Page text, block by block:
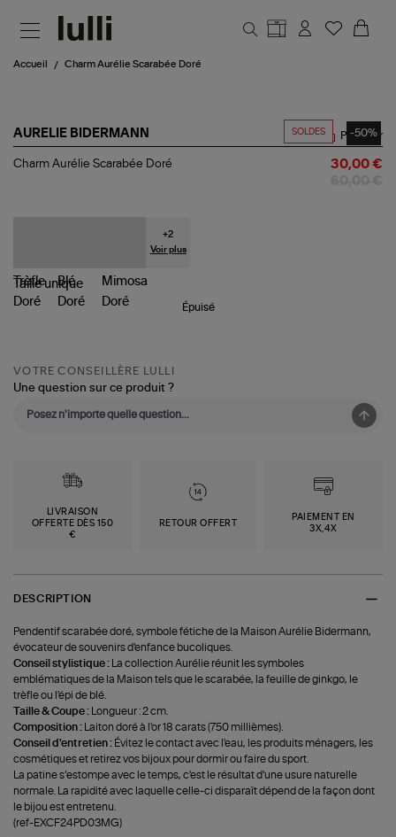
Accueil Charm Aurélie Scarabée Doré
SOLDES -50%
AURELIE BIDERMANN
Charm
Partager
Charm Aurélie Scarabée Doré 30,00 €
+2
Voir plus
Tailleunique
Épuisé
VOTRE CONSEILLÈRE LULLI
Une question sur ce produit ?
LIVRAISON
OFFERTE DÈS 150
€
RETOUR OFFERT
PAIEMENT EN
3X,4X
DESCRIPTION
Pendentif scarabée doré, symbole fétiche de la Maison Aurélie Bidermann,
évocateur de souvenirs d'enfance bucoliques.
Conseil stylistique :
La collection Aurélie réunit les symboles
emblématiques de la Maison tels que le scarabée, la feuille de ginkgo, le
trèfle ou l'épi de blé.
Taille & Coupe :
Longueur : 2 cm.
Composition :
Laiton doré à l'or 18 carats (750 millièmes).
Conseil d'entretien : Évitez le contact avec l'eau, les produits ménagers, les
cosmétiques et retirez vos bijoux pour dormir ou faire du sport.
La patine s’estompe avec le temps, c'est le résultat d'une usure naturelle
normale. La rapidité avec laquelle celle-ci disparaît dépend de la façon dont
le bijou est entretenu.
(ref-EXCF24PD03MG)